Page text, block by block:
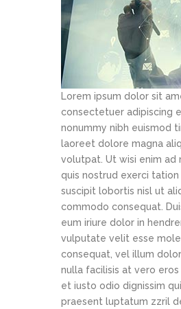
Lorem ipsum dolor sit
consectetuer adipiscing
nonummy nibh euismod
laoreet dolore magna
volutpat. Ut wisi enim ad
quis nostrud exerci
suscipit lobortis nisl ut
commodo consequat.
eum iriure dolor in
vulputate velit esse
consequat, vel illum
nulla facilisis at vero
et iusto odio dignissim
praesent luptatum zzril